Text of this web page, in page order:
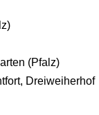
(Pfalz)
Dreiweiherhof